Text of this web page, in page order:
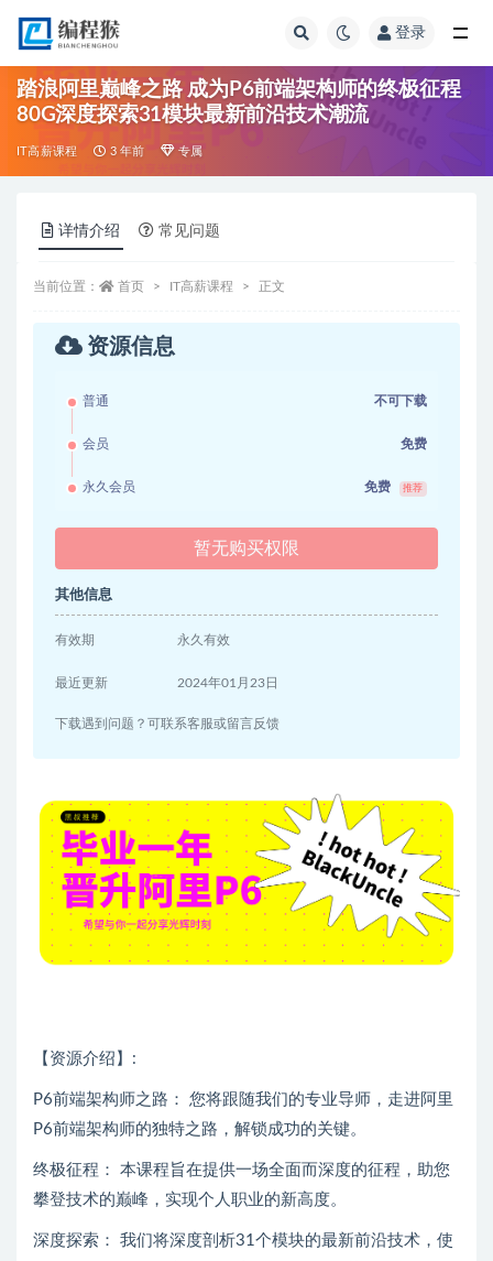
登录
踏浪阿里巅峰之路 成为P6前端架构师的终极征程
80G深度探索31模块最新前沿技术潮流
IT高薪课程 3 年前 专属
详情介绍 常见问题
当前位置： 首页 IT高薪课程 正文
资源信息
普通 不可下载
会员 免费
永久会员 免费 推荐
暂无购买权限
其他信息
有效期 永久有效
最近更新 2024年01月23日
下载遇到问题？可联系客服或留言反馈
【资源介绍】:
P6前端架构师之路： 您将跟随我们的专业导师，走进阿里
P6前端架构师的独特之路，解锁成功的关键。
终极征程： 本课程旨在提供一场全面而深度的征程，助您
攀登技术的巅峰，实现个人职业的新高度。
深度探索： 我们将深度剖析31个模块的最新前沿技术，使